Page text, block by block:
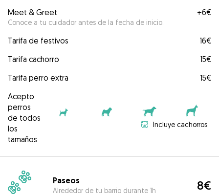
Meet & Greet
Conoce a tu cuidador antes de la fecha de inicio.
+6€
Tarifa de festivos
16€
Tarifa cachorro
15€
Tarifa perro extra
15€
Acepto
perros
de todos
los
tamaños
Incluye cachorros
Paseos
Alrededor de tu barrio durante 1h 8€